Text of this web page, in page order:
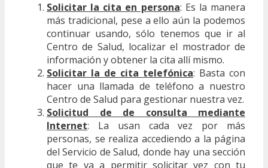
Solicitar la cita en persona: Es la manera
más tradicional, pese a ello aún la podemos
continuar usando, sólo tenemos que ir al
Centro de Salud, localizar el mostrador de
información y obtener la cita allí mismo.
Solicitar la de cita telefónica: Basta con
hacer una llamada de teléfono a nuestro
Centro de Salud para gestionar nuestra vez.
Solicitud de de consulta mediante
Internet: La usan cada vez por más
personas, se realiza accediendo a la página
del Servicio de Salud, donde hay una sección
que te va a permitir solicitar vez con tu